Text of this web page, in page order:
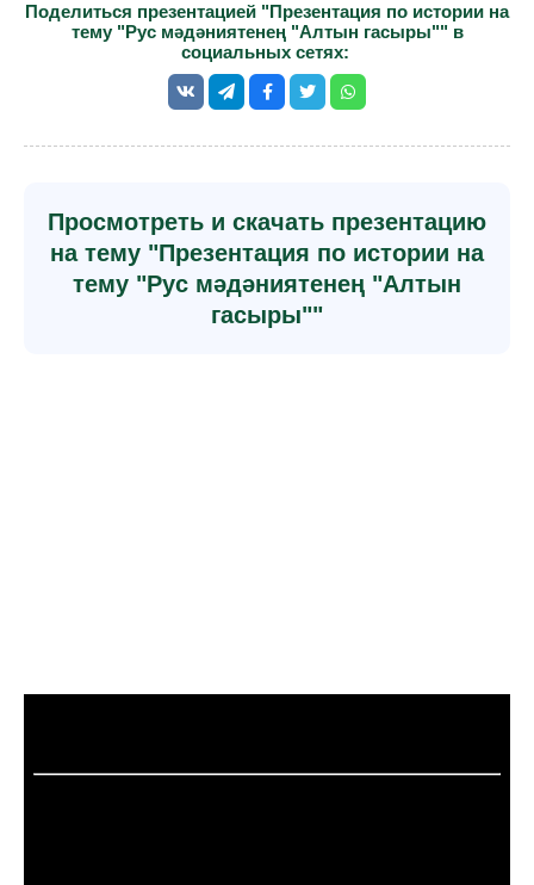
Поделиться презентацией "Презентация по истории на
тему "Рус мәдәниятенең "Алтын гасыры"" в
социальных сетях:
Просмотреть и скачать презентацию
на тему "Презентация по истории на
тему "Рус мәдәниятенең "Алтын
гасыры""